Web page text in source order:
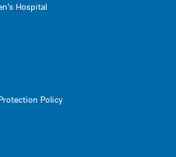
Hospital
Policy